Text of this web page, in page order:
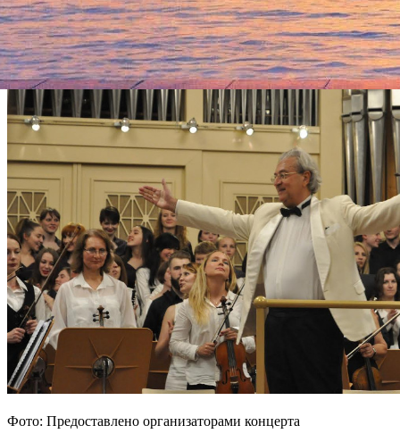
Фото: Предоставлено организаторами концерта